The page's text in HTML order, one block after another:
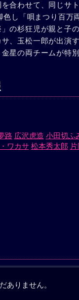
合わせて、同じサ
色し「唄まつり百万
の杉狂児が親と子
、玉松一郎が出演
星の両チームが特別
路 広沢虎造 小田切ふ
ワカサ 松本秀太郎
ありません。